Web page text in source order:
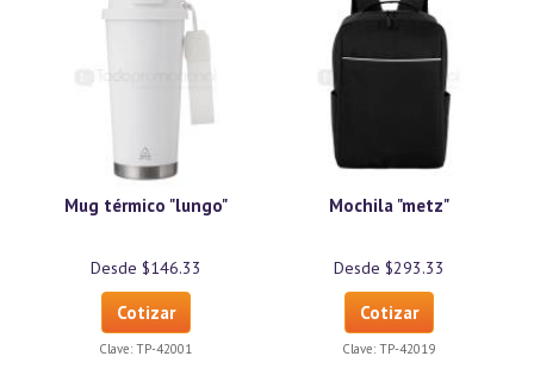
Mug térmico "lungo"
Desde $146.33
Cotizar
Clave: TP-42001
Mochila "metz"
Desde $293.33
Cotizar
Clave: TP-42019